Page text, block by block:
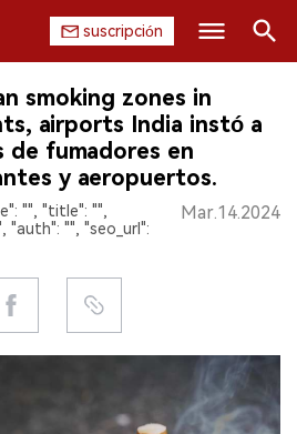
suscripción
smoking zones in
airports India instó a
de fumadores en
y aeropuertos.
"", "title": "",
"auth": "", "seo_url":
Mar.14.2024